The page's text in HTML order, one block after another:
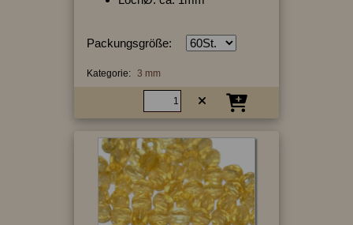
Packungsgröße:
Kategorie: 3 mm